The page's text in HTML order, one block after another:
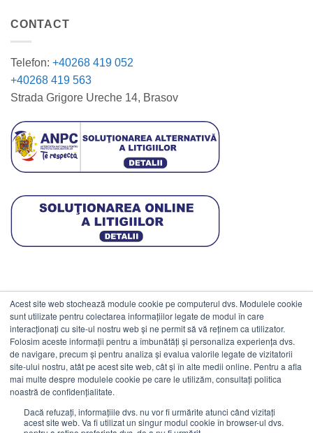
Acest site web stochează module cookie pe computerul dvs. Modulele cookie
sunt utilizate pentru colectarea informațiilor legate de modul în care
interacționați cu site-ul nostru web și ne permit să vă reținem ca utilizator.
Folosim aceste informații pentru a îmbunătăți și personaliza experiența dvs.
de navigare, precum și pentru analiza și evalua valorile legate de vizitatorii
site-ului nostru, atât pe acest site web, cât și în alte medii online. Pentru a afla
mai multe despre modulele cookie pe care le utilizăm, consultați politica
noastră de confidențialitate.
Dacă refuzați, informațiile dvs. nu vor fi urmărite atunci când vizitați
acest site web. Va fi utilizat un singur modul cookie în browser-ul dvs.
CONTACT
Telefon: +40268 419 052
+40268 419 563
Strada Grigore Ureche 14, Brasov
DATE COMERCIALE
ESTICO S.R.L.
CIF: RO1094402.
Reg.Com: J08/469/1991.